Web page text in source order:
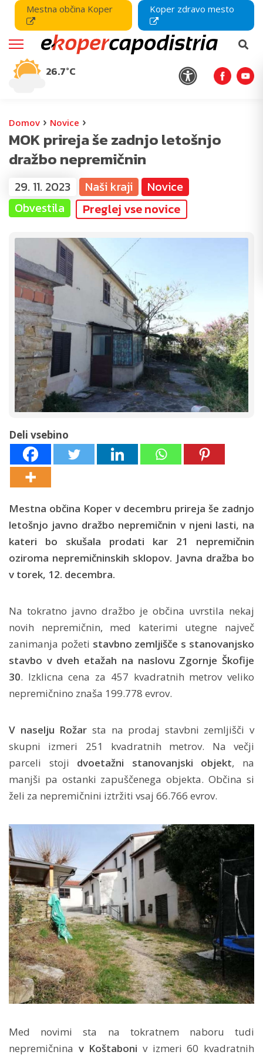
Mestna občina Koper Koper zdravo mesto
26.7°C
Domov › Novice ›
MOK prireja še zadnjo letošnjo
dražbo nepremičnin
29. 11. 2023 Naši kraji
Novice
Obvestila
Preglej vse novice
Deli vsebino
Mestna občina Koper v decembru prireja še zadnjo
letošnjo javno dražbo nepremičnin v njeni lasti, na
kateri bo skušala prodati kar 21 nepremičnin
oziroma nepremičninskih sklopov. Javna dražba bo
v torek, 12. decembra.
Na tokratno javno dražbo je občina uvrstila nekaj
novih nepremičnin, med katerimi utegne največ
zanimanja požeti stavbno zemljišče s stanovanjsko
stavbo v dveh etažah na naslovu Zgornje Škofije
30. Izklicna cena za 457 kvadratnih metrov veliko
nepremičnino znaša 199.778 evrov.
V naselju Rožar sta na prodaj stavbni zemljišči v
skupni izmeri 251 kvadratnih metrov. Na večji
parceli stoji dvoetažni stanovanjski objekt, na
manjši pa ostanki zapuščenega objekta. Občina si
želi za nepremičnini iztržiti vsaj 66.766 evrov.
Med novimi sta na tokratnem naboru tudi
nepremičnina v Koštaboni v izmeri 60 kvadratnih